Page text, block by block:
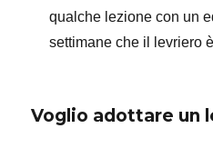
qualche lezione con un
settimane che il levriero
Voglio adottare un